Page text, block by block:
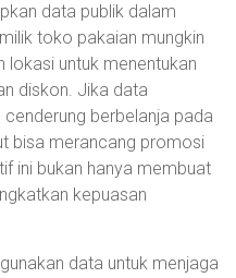
data publik dalam
toko pakaian mungkin
lokasi untuk menentukan
diskon. Jika data
berbelanja pada
bisa merancang promosi
ini bukan hanya membuat
kepuasan
data untuk menjaga